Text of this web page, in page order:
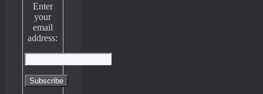
Enter
your
email
address: